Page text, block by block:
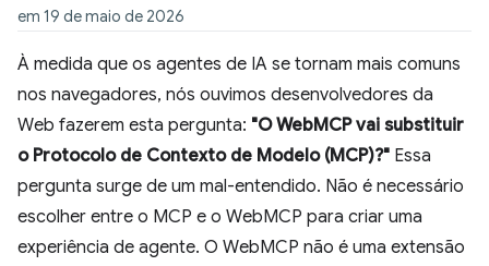
em 19 de maio de 2026
À medida que os agentes de IA se tornam mais comuns
nos navegadores, nós ouvimos desenvolvedores da
Web fazerem esta pergunta: "O WebMCP vai substituir
o Protocolo de Contexto de Modelo (MCP)?" Essa
pergunta surge de um mal-entendido. Não é necessário
escolher entre o MCP e o WebMCP para criar uma
experiência de agente. O WebMCP não é uma extensão